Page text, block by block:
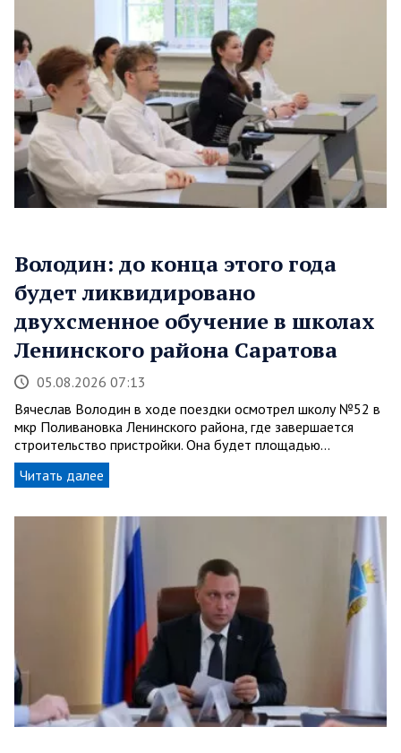
Володин: до конца этого года
будет ликвидировано
двухсменное обучение в школах
Ленинского района Саратова
05.08.2026 07:13
Вячеслав Володин в ходе поездки осмотрел школу №52 в
мкр Поливановка Ленинского района, где завершается
строительство пристройки. Она будет площадью…
Читать далее